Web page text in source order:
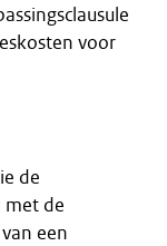
voor
de
met de
een